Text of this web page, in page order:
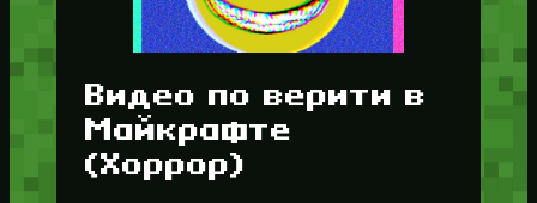
Видео по верити в
Майкрафте
(Хоррор)